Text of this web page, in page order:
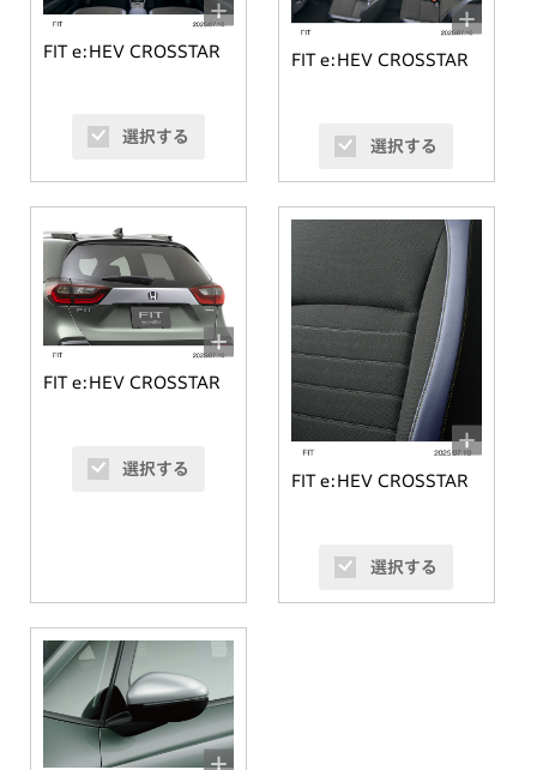
FIT e:HEV CROSSTAR
選択する
FIT e:HEV CROSSTAR
選択する
FIT e:HEV CROSSTAR
選択する
FIT e:HEV CROSSTAR
選択する